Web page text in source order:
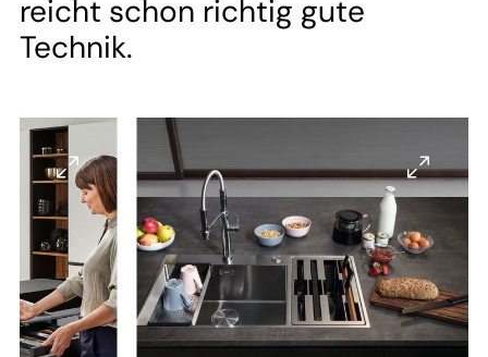
reicht schon richtig gute
Technik.